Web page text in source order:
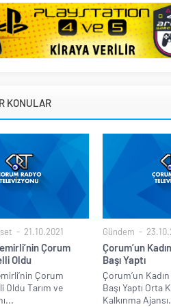
KONULAR
21.10.2021
Çorum
Oldu
Çorum
Oldu Tarım ve
Gündem
Çorum’un
Başı Yaptı
Çorum’un
Başı Yaptı Orta
Kalkınma